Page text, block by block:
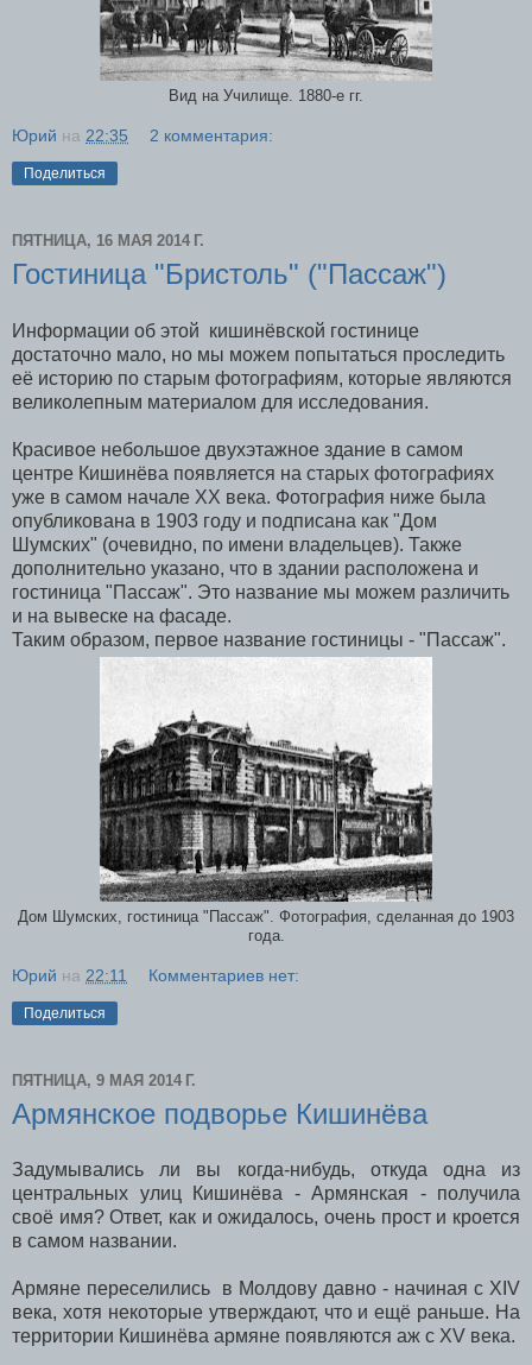
Вид на Училище. 1880-е гг.
Юрий на 22:35 2 комментария:
Поделиться
ПЯТНИЦА, 16 МАЯ 2014 Г.
Гостиница "Бристоль" ("Пассаж")
Информации об этой кишинёвской гостинице
достаточно мало, но мы можем попытаться проследить
её историю по старым фотографиям, которые являются
великолепным материалом для исследования.
Красивое небольшое двухэтажное здание в самом
центре Кишинёва появляется на старых фотографиях
уже в самом начале XX века. Фотография ниже была
опубликована в 1903 году и подписана как "Дом
Шумских" (очевидно, по имени владельцев). Также
дополнительно указано, что в здании расположена и
гостиница "Пассаж". Это название мы можем различить
и на вывеске на фасаде.
Таким образом, первое название гостиницы - "Пассаж".
Дом Шумских, гостиница "Пассаж". Фотография, сделанная до 1903
года.
Юрий на 22:11 Комментариев нет:
Поделиться
ПЯТНИЦА, 9 МАЯ 2014 Г.
Армянское подворье Кишинёва
Задумывались ли вы когда-нибудь, откуда одна из
центральных улиц Кишинёва - Армянская - получила
своё имя? Ответ, как и ожидалось, очень прост и кроется
в самом названии.
Армяне переселились в Молдову давно - начиная с XIV
века, хотя некоторые утверждают, что и ещё раньше. На
территории Кишинёва армяне появляются аж с XV века.